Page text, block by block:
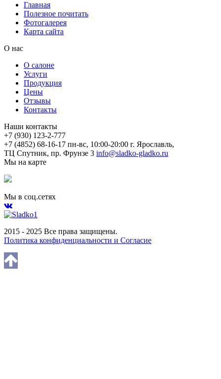
Главная
Полезное почитать
Фотогалерея
Карта сайта
О нас
О салоне
Услуги
Продукция
Цены
Отзывы
Контакты
Наши контакты
+7 (930) 123-2-777
+7 (4852) 68-16-17 пн-вс, 10:00-20:00 г. Ярославль,
ТЦ Спутник, пр. Фрунзе 3 info@sladko-gladko.ru
Мы на карте
Мы в соц.сетях
2015 - 2025 Все права защищены.
Политика конфиденциальности и Согласие